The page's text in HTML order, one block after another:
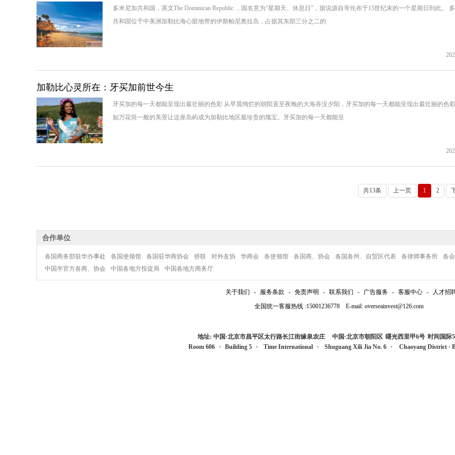
多米尼加共和国，英文The Dominican Republic ，国名意为“星期天、休息日”，据说源自哥伦布于15世纪末的一个星期日到此。
共和国位于中美洲加勒比海心脏地带的伊斯帕尼奥拉岛，占据其东部三分之二的
加勒比心灵所在：牙买加前世今生
牙买加的每一天都能呈现出最壮丽的色彩 从早晨绚烂的朝阳直至夜晚的大海吞没夕阳，牙买加的每一天都能呈现出最壮丽的色
如万花筒一般的美景让这座岛屿成为加勒比地区最珍贵的瑰宝。牙买加的每一天都能呈
共13条 上一页 1 2
合作单位
各国商务部驻华办事处 各国使领馆 各国驻华商协会 侨联 对外友协 华商会 各使领馆 各国商、协会 各国各州、自贸区代表 各律师事务所 各
中国半官方各商、协会
中国各地方投促局 中国各地方商务厅
关于我们 - 服务条款 - 免责声明 - 联系我们 - 广告服务 - 客服中心 -
人才招
全国统一客服热线 :15001236778 E-mail: overseainvest@126.com
地址: 中国·北京市昌平区太行路长江街缘泉农庄 中国·北京市朝阳区 曙光西里甲6号 时间国际
Room 606
· Building 5 · Time International · Shuguang Xili Jia No. 6 · Chaoyang District ·